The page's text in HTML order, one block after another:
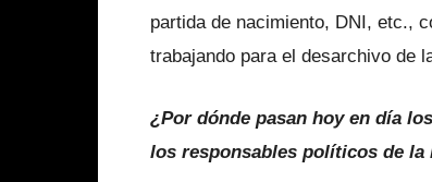
partida de nacimiento, DNI, etc.,
trabajando para el desarchivo de
¿Por dónde pasan hoy en día
los responsables políticos de la